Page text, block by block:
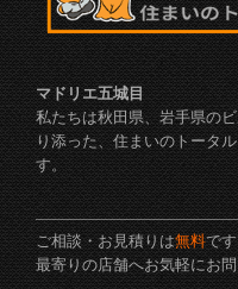
マドリエ五城目
私たちは秋田県、岩手県の
り添った、住まいのトータ
す。
ご相談・お見積りは無料で
最寄りの店舗へお気軽にお